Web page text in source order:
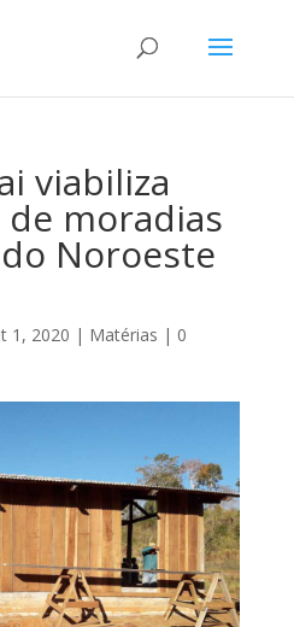
viabiliza
moradias
Noroeste
1, 2020 | Matérias | 0